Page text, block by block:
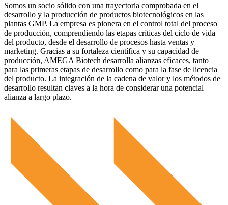
Somos un socio sólido con una trayectoria comprobada en el
desarrollo y la producción de productos biotecnológicos en las
plantas GMP. La empresa es pionera en el control total del proceso
de producción, comprendiendo las etapas críticas del ciclo de vida
del producto, desde el desarrollo de procesos hasta ventas y
marketing. Gracias a su fortaleza científica y su capacidad de
producción, AMEGA Biotech desarrolla alianzas eficaces, tanto
para las primeras etapas de desarrollo como para la fase de licencia
del producto. La integración de la cadena de valor y los métodos de
desarrollo resultan claves a la hora de considerar una potencial
alianza a largo plazo.